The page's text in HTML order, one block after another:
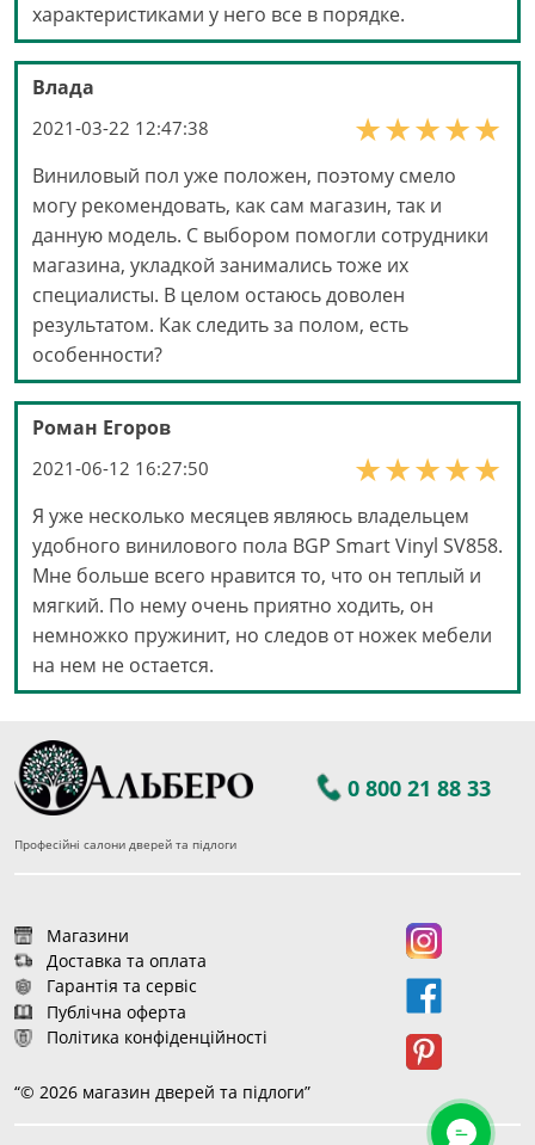
характеристиками у него все в порядке.
Влада
2021-03-22 12:47:38
Виниловый пол уже положен, поэтому смело
могу рекомендовать, как сам магазин, так и
данную модель. С выбором помогли сотрудники
магазина, укладкой занимались тоже их
специалисты. В целом остаюсь доволен
результатом. Как следить за полом, есть
особенности?
Роман Егоров
2021-06-12 16:27:50
Я уже несколько месяцев являюсь владельцем
удобного винилового пола BGP Smart Vinyl SV858.
Мне больше всего нравится то, что он теплый и
мягкий. По нему очень приятно ходить, он
немножко пружинит, но следов от ножек мебели
на нем не остается.
0 800 21 88 33
Професійні салони дверей та підлоги
Магазини
Доставка та оплата
Гарантія та сервіс
Публічна оферта
Політика конфіденційності
“© 2026 магазин дверей та підлоги”